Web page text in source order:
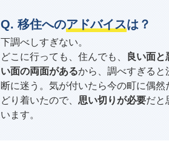
移住へのアドバイスは？
下調べしすぎない。
どこに行っても、住んでも、
良い面と
い面の両面があるから、調べすぎると
断に迷う。気が付いたら今の町に偶然
どり着いたので、 思い切りが必要だと
います。